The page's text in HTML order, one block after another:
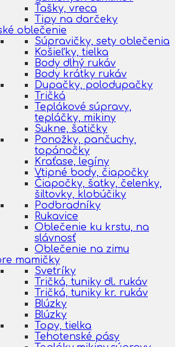
Tašky, vreca
Tipy na darčeky
oblečenie
Súpravičky, sety oblečenia
Košieľky, tielka
Body dlhý rukáv
Body krátky rukáv
Dupačky, polodupačky
Tričká
Teplákové súpravy,
tepláčky, mikiny
Sukne, šatičky
Ponožky, pančuchy,
topánočky
Kraťase, legíny
Vtipné body, čiapočky
Čiapočky, šatky, čelenky,
šiltovky, klobúčiky
Podbradníky
Rukavice
Oblečenie ku krstu, na
slávnosť
Oblečenie na zimu
mamičky
Svetríky
Tričká, tuniky dl. rukáv
Tričká, tuniky kr. rukáv
Blúzky
Blúzky
Topy, tielka
Tehotenské pásy